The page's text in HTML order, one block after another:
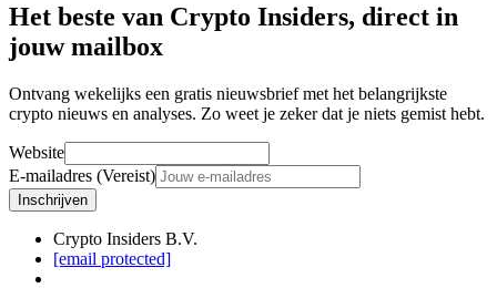
Het beste van Crypto Insiders, direct in
jouw mailbox
Ontvang wekelijks een gratis nieuwsbrief met het belangrijkste
crypto nieuws en analyses. Zo weet je zeker dat je niets gemist hebt.
Website
E-mailadres (Vereist)
Inschrijven
Crypto Insiders B.V.
[email protected]